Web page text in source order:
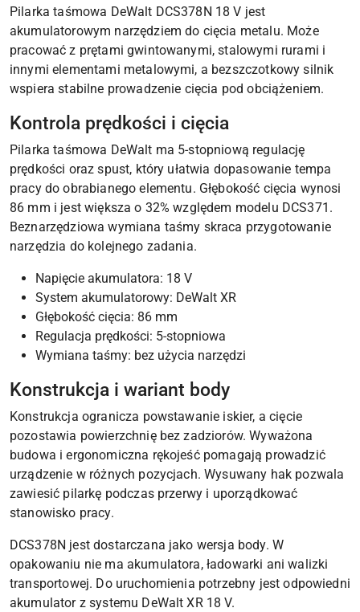
Pilarka taśmowa DeWalt DCS378N 18 V jest
akumulatorowym narzędziem do cięcia metalu. Może
pracować z prętami gwintowanymi, stalowymi rurami i
innymi elementami metalowymi, a bezszczotkowy silnik
wspiera stabilne prowadzenie cięcia pod obciążeniem.
Kontrola prędkości i cięcia
Pilarka taśmowa DeWalt ma 5-stopniową regulację
prędkości oraz spust, który ułatwia dopasowanie tempa
pracy do obrabianego elementu. Głębokość cięcia wynosi
86 mm i jest większa o 32% względem modelu DCS371.
Beznarzędziowa wymiana taśmy skraca przygotowanie
narzędzia do kolejnego zadania.
Napięcie akumulatora: 18 V
System akumulatorowy: DeWalt XR
Głębokość cięcia: 86 mm
Regulacja prędkości: 5-stopniowa
Wymiana taśmy: bez użycia narzędzi
Konstrukcja i wariant body
Konstrukcja ogranicza powstawanie iskier, a cięcie
pozostawia powierzchnię bez zadziorów. Wyważona
budowa i ergonomiczna rękojeść pomagają prowadzić
urządzenie w różnych pozycjach. Wysuwany hak pozwala
zawiesić pilarkę podczas przerwy i uporządkować
stanowisko pracy.
DCS378N jest dostarczana jako wersja body. W
opakowaniu nie ma akumulatora, ładowarki ani walizki
transportowej. Do uruchomienia potrzebny jest odpowiedni
akumulator z systemu DeWalt XR 18 V.